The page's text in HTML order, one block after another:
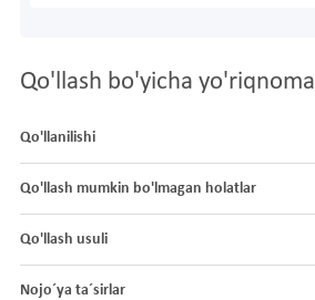
Qo'llash bo'yicha yo'riqnoma
Qo'llanilishi
Qo'llash mumkin bo'lmagan holatlar
Qo'llash usuli
Nojo´ya ta´sirlar